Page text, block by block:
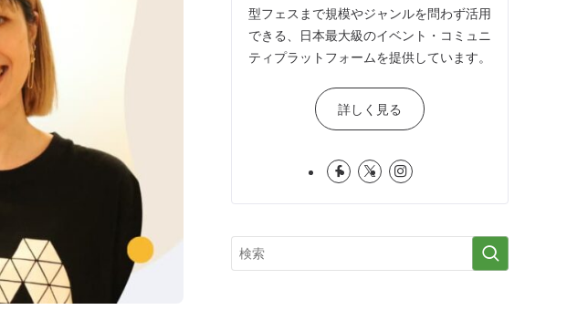
型フェスまで規模やジャンルを問わず活用
できる、日本最大級のイベント・コミュニ
ティプラットフォームを提供しています。
詳しく見る